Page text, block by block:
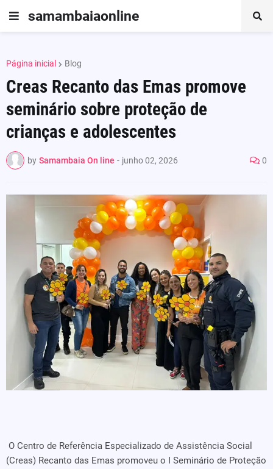
samambaiaonline
Página inicial Blog
Creas Recanto das Emas promove
seminário sobre proteção de
crianças e adolescentes
by Samambaia On line - junho 02, 2026 0
O Centro de Referência Especializado de Assistência Social
(Creas) Recanto das Emas promoveu o I Seminário de Proteção